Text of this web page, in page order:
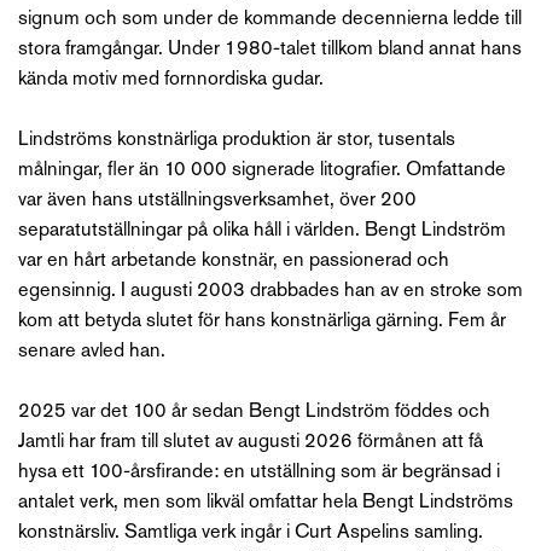
signum och som under de kommande decennierna ledde till
stora framgångar. Under 1980-talet tillkom bland annat hans
kända motiv med fornnordiska gudar.
Lindströms konstnärliga produktion är stor, tusentals
målningar, fler än 10 000 signerade litografier. Omfattande
var även hans utställningsverksamhet, över 200
separatutställningar på olika håll i världen. Bengt Lindström
var en hårt arbetande konstnär, en passionerad och
egensinnig. I augusti 2003 drabbades han av en stroke som
kom att betyda slutet för hans konstnärliga gärning. Fem år
senare avled han.
2025 var det 100 år sedan Bengt Lindström föddes och
Jamtli har fram till slutet av augusti 2026 förmånen att få
hysa ett 100-årsfirande: en utställning som är begränsad i
antalet verk, men som likväl omfattar hela Bengt Lindströms
konstnärsliv. Samtliga verk ingår i Curt Aspelins samling.